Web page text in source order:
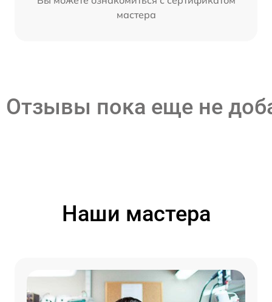
мастера
Отзывы пока еще не
Наши мастера